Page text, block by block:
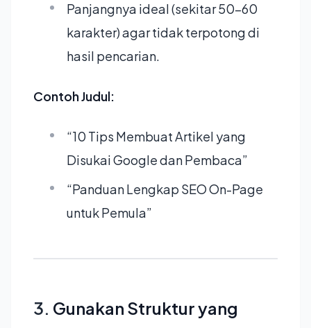
Panjangnya ideal (sekitar 50-60
karakter) agar tidak terpotong di
hasil pencarian.
Contoh Judul:
“10 Tips Membuat Artikel yang
Disukai Google dan Pembaca”
“Panduan Lengkap SEO On-Page
untuk Pemula”
3. Gunakan Struktur yang